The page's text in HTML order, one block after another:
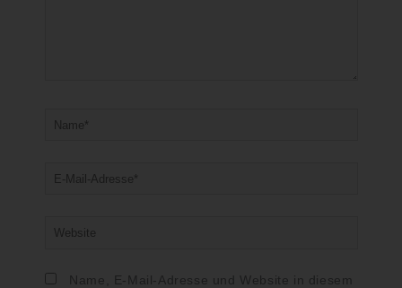
E-
Website
Name, E-Mail-Adresse und Website in diesem